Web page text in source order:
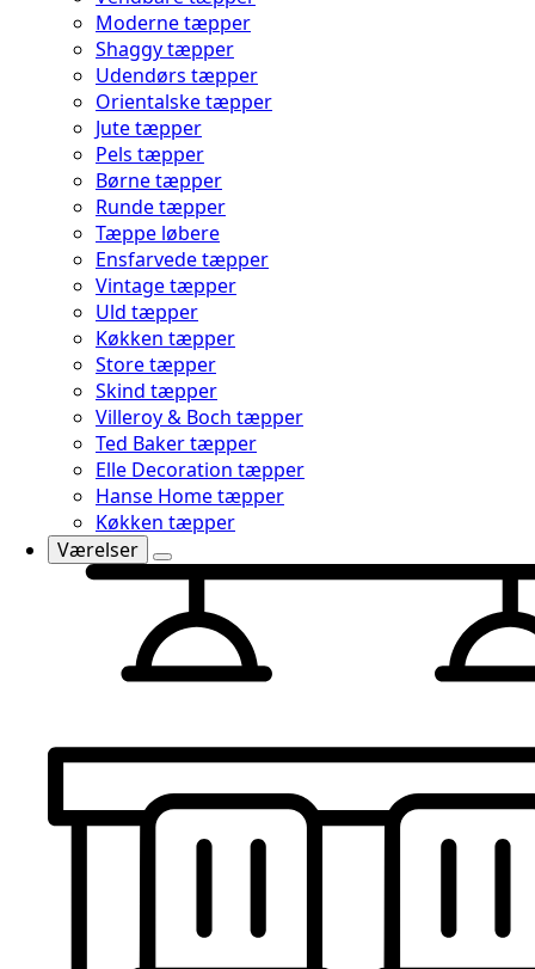
Moderne tæpper
Shaggy tæpper
Udendørs tæpper
Orientalske tæpper
Jute tæpper
Pels tæpper
Børne tæpper
Runde tæpper
Tæppe løbere
Ensfarvede tæpper
Vintage tæpper
Uld tæpper
Køkken tæpper
Store tæpper
Skind tæpper
Villeroy & Boch tæpper
Ted Baker tæpper
Elle Decoration tæpper
Hanse Home tæpper
Køkken tæpper
Værelser